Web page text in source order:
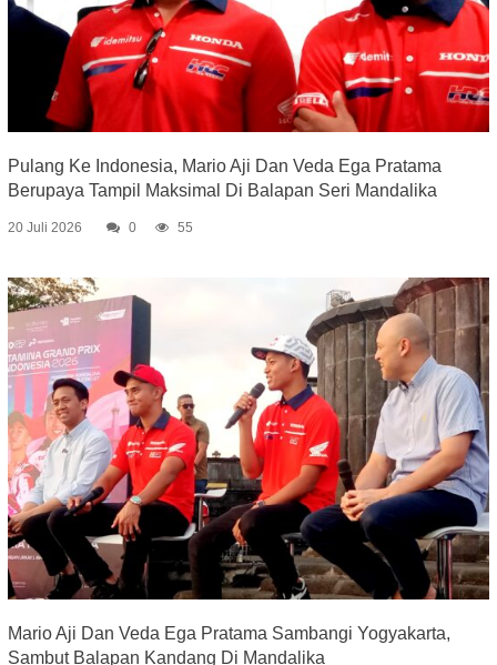
Pulang Ke Indonesia, Mario Aji Dan Veda Ega Pratama
Berupaya Tampil Maksimal Di Balapan Seri Mandalika
20 Juli 2026 0 55
Mario Aji Dan Veda Ega Pratama Sambangi Yogyakarta,
Sambut Balapan Kandang Di Mandalika